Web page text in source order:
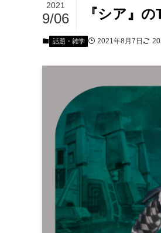
『シア』
2021
9/06
話題・雑学 2021年8月7日